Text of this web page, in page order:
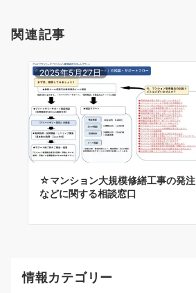
関連記事
2025年5月27日
☆マンション大規模修繕工事の発注
などに関する相談窓口
情報カテゴリー